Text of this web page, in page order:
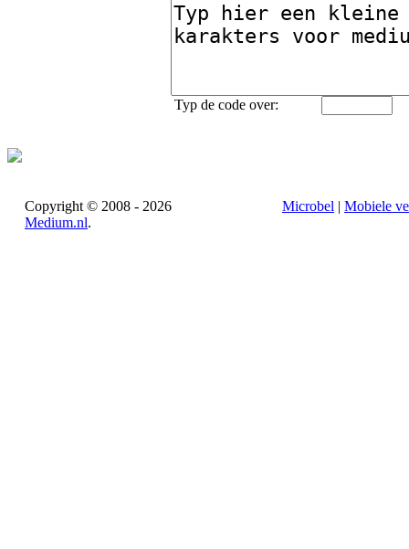
Typ de code over:
Copyright © 2008 - 2026
Medium.nl.
Microbel | Mobiele